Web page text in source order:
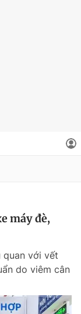
máy đè,
quan với vết
do viêm cân